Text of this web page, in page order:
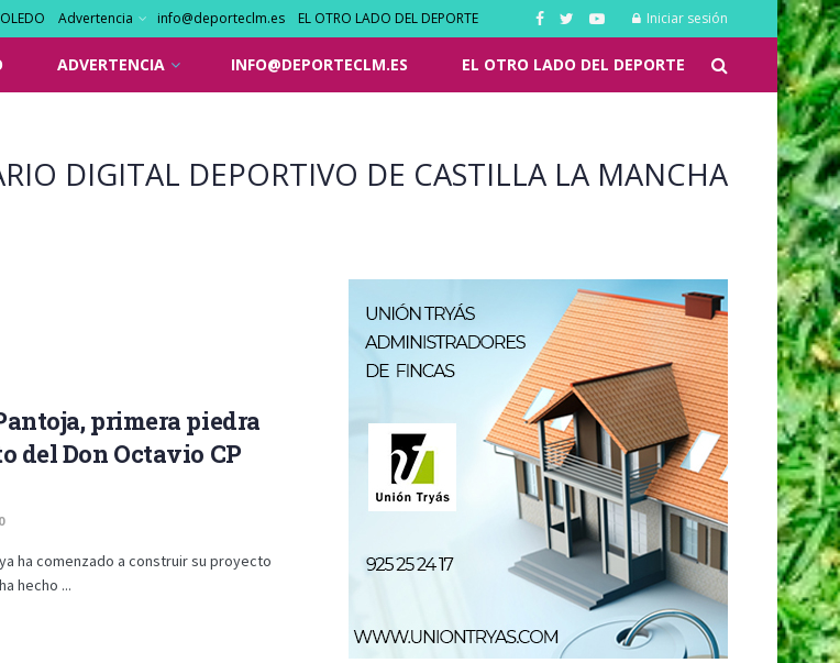
Advertencia info@deporteclm.es EL OTRO LADO DEL DEPORTE Iniciar sesión
ADVERTENCIA INFO@DEPORTECLM.ES EL OTRO LADO DEL DEPORTE
DIGITAL DEPORTIVO DE CASTILLA LA MANCHA
primera piedra
del Don Octavio CP
0
ha comenzado a construir su proyecto
hecho ...